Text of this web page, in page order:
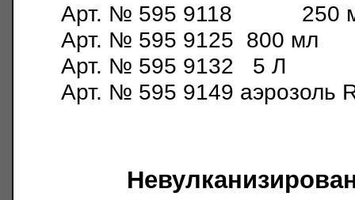
Арт. № 595 9118 250
Арт. № 595 9125 800 мл
Арт. № 595 9132 5 Л
Арт. № 595 9149 аэрозоль